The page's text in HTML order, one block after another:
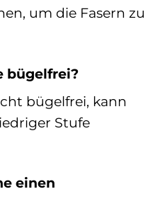
um die Fasern zu
bügelfrei?
bügelfrei, kann
Stufe
einen